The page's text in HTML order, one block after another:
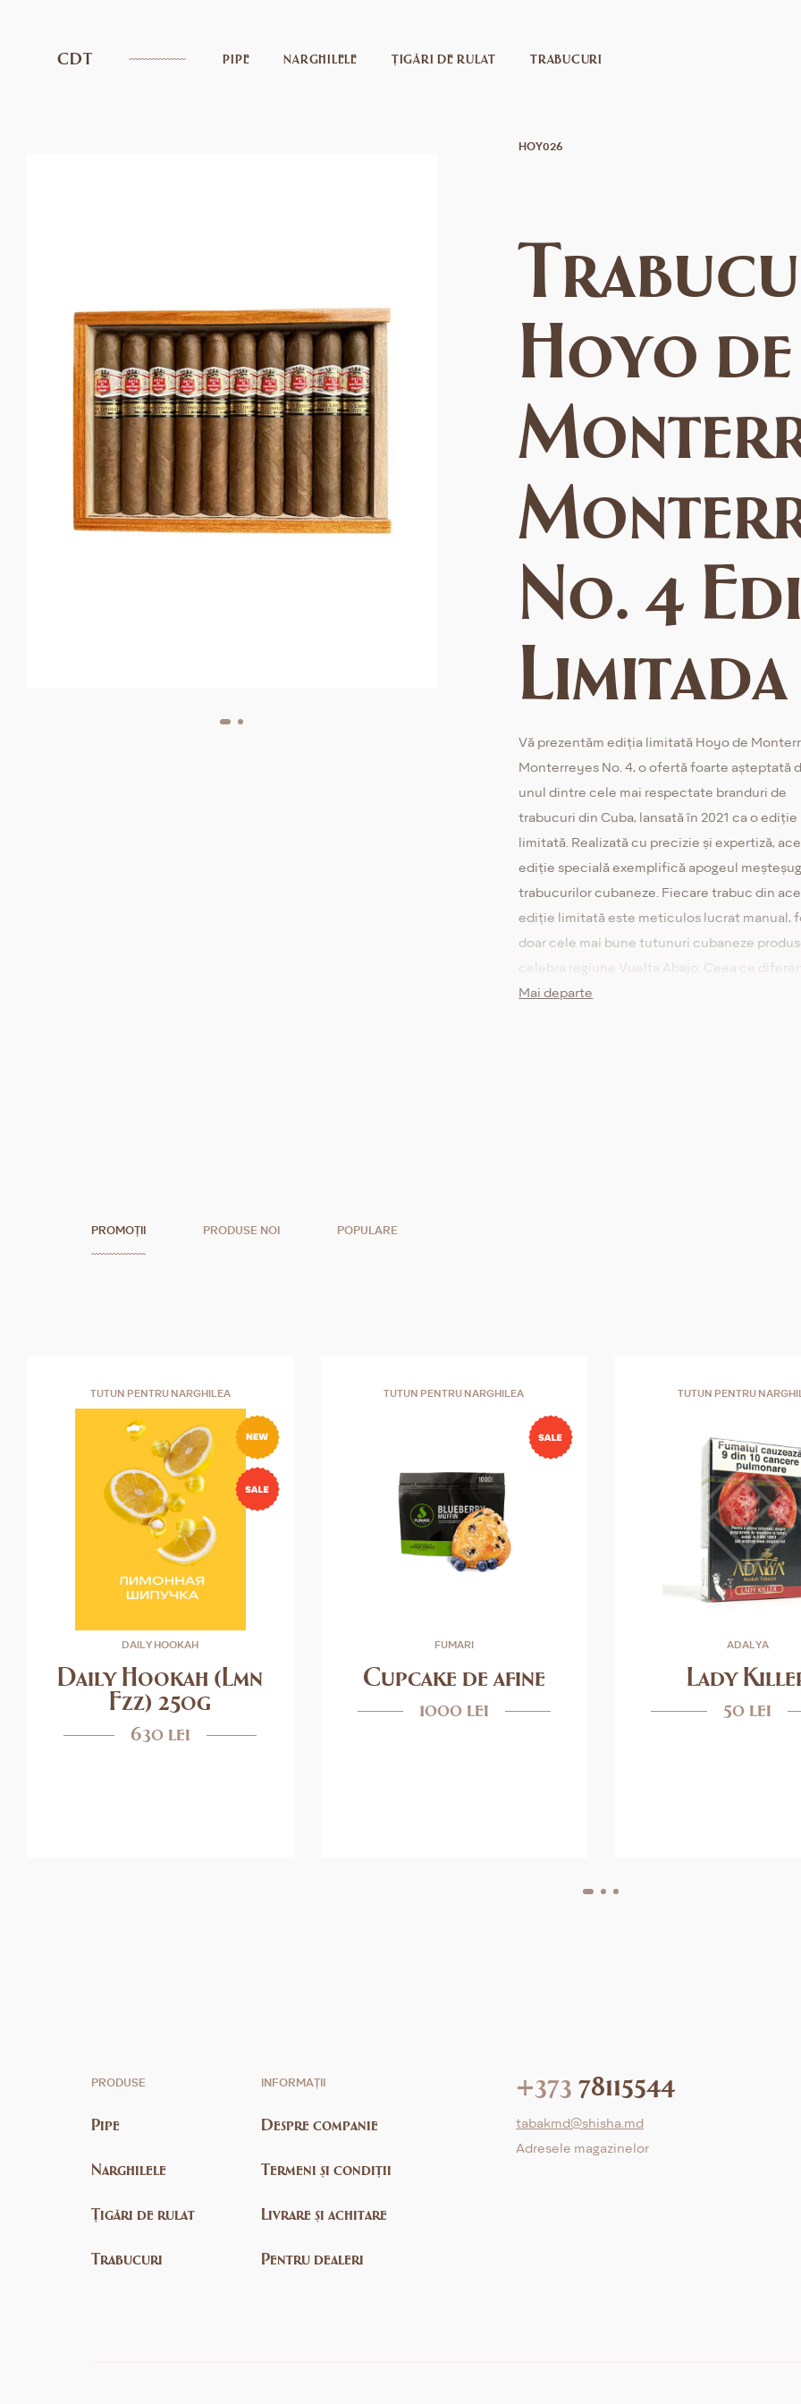
CDT PIPE NARGHILELE ȚIGĂRI DE RULAT TRABUCURI
HOY026
Hoyo de
No. 4
Limitada
Vă prezentăm ediția limitată Hoyo de
Monterreyes No. 4, o ofertă foarte așteptată
unul dintre cele mai respectate branduri de
trabucuri din Cuba, lansată în 2021 ca o ediție
limitată. Realizată cu precizie și expertiză,
ediție specială exemplifică apogeul
trabucurilor cubaneze. Fiecare trabuc din
ediție limitată este meticulos lucrat manual,
doar cele mai bune tutunuri cubaneze
celebra regiune Vuelta Abajo. Ceea ce
această ediție nu este doar calitatea
neegalat.
Mai departe
PROMOȚII PRODUSE NOI POPULARE
TUTUN PENTRU NARGHILEA
DAILY HOOKAH
Daily Hookah (Lmn
Fzz) 250g
630 lei
TUTUN PENTRU NARGHILEA
FUMARI
Cupcake de afine
1000 lei
TUTUN PENTRU
ADALYA
Lady
50 lei
PRODUSE
Pipe
Narghilele
Țigări de rulat
Trabucuri
INFORMAȚII
Despre companie
Termeni și condiții
Livrare și achitare
Pentru dealeri
+373 78115544
tabakmd@shisha.md
Adresele magazinelor